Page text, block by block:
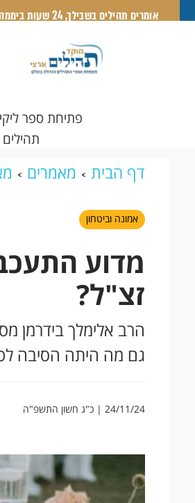
אומרים תהילים בשבילך, 24 שעות ביממה | 1-700-700-721
פתיחת ספר
דף הבית מאמרים
חיים קנייבסקי זצ"ל?
אמונה וביטחון
מדוע
זצ"ל?
הרב אלימלך בידרמן
גם מה היתה הסיבה
24/11/24 | כ"ג חשון התשפ"ה